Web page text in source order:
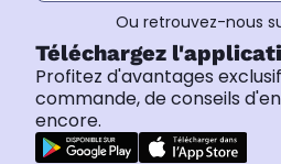
Ou retrouvez-nous
Téléchargez
Profitez d'avantages
commande, de conseils
encore.